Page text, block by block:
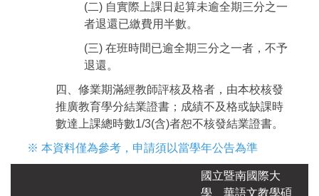
(二) 自實際上課日起算未逾全期三分之一
者退還已繳費用半數。
(三) 在班時間已逾全期三分之一者，不予
退還。
四、修業期滿經教師評核及格者，由本校核發
推廣教育學分結業證書；成績不及格或缺課時
數達上課總時數1/3(含)者恕不核發結業證書。
※ 本資料僅為參考，申請須以當學年公告為準
國立暨南國際大
學 華語文教學碩